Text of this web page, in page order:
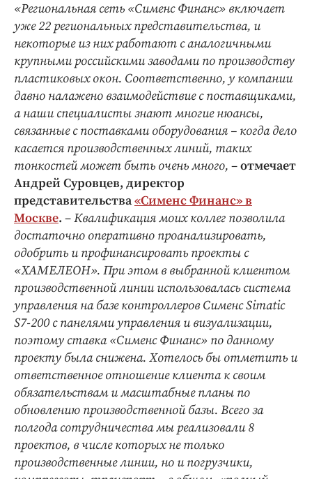
«Региональная сеть «Сименс Финанс» включает
уже 22 региональных представительства, и
некоторые из них работают с аналогичными
крупными российскими заводами по производству
пластиковых окон. Соответственно, у компании
давно налажено взаимодействие с поставщиками,
а наши специалисты знают многие нюансы,
связанные с поставками оборудования – когда дело
касается производственных линий, таких
тонкостей может быть очень много, –отмечает
Андрей Суровцев, директор
представительства«Сименс Финанс» в
Москве. –Квалификация моих коллег позволила
достаточно оперативно проанализировать,
одобрить и профинансировать проекты с
«ХАМЕЛЕОН». При этом в выбранной клиентом
производственной линии использовалась система
управления на базе контроллеров СименсSimatic
S7-200 с панелями управления и визуализации,
поэтому ставка «Сименс Финанс» по данному
проекту была снижена. Хотелось бы отметить и
ответственное отношение клиента к своим
обязательствам и масштабные планы по
обновлению производственной базы. Всего за
полгода сотрудничества мы реализовали 8
проектов, в числе которых не только
производственные линии, но и погрузчики,